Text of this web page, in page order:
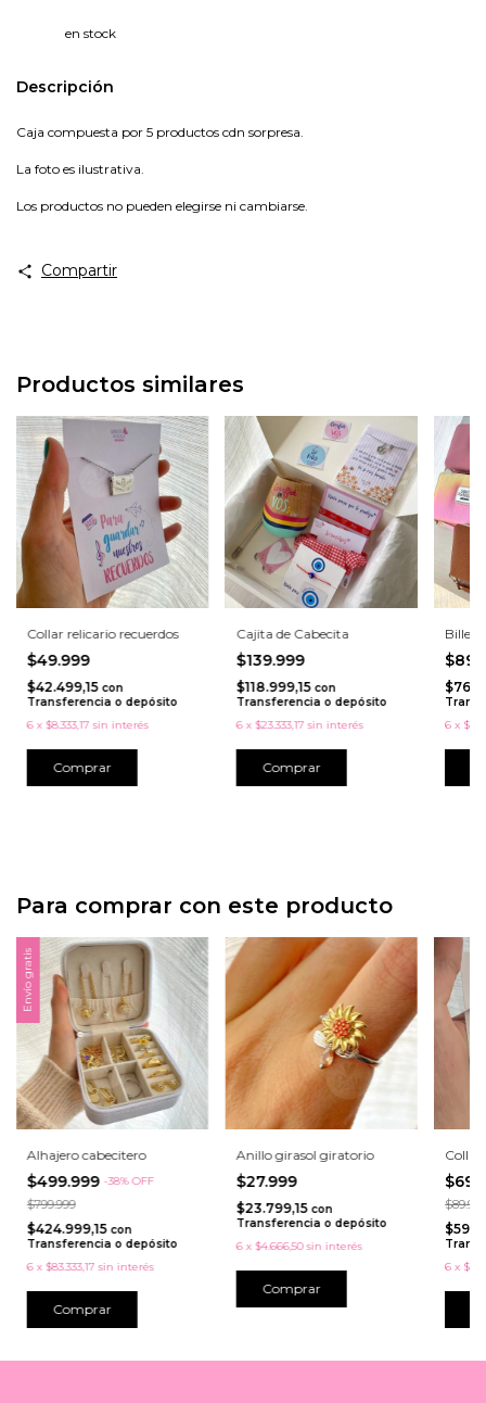
en stock
Descripción
Caja compuesta por 5 productos cdn sorpresa.
La foto es ilustrativa.
Los productos no pueden elegirse ni cambiarse.
Compartir
Productos similares
Collar relicario recuerdos
$49.999
$42.499,15 con
Transferencia o depósito
6 x $8.333,17 sin interés
Cajita de Cabecita
$139.999
$118.999,15 con
Transferencia o depósito
6 x $23.333,17 sin interés
6 x
Para comprar con este producto
Envío gratis
Alhajero cabecitero
$499.999 -38%OFF
$799.999
$424.999,15 con
Transferencia o depósito
6 x $83.333,17 sin interés
Comprar
Anillo girasol giratorio
$27.999
$23.799,15 con
Transferencia o depósito
6 x $4.666,50 sin interés
Collar
$89.999
6 x